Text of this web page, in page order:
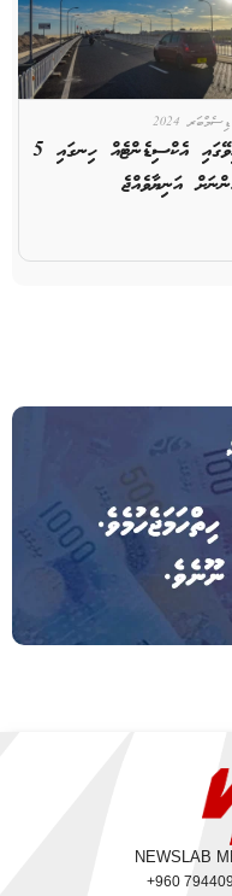
ހައިވޭގައި އެކްސިޑެންޓެއް ހިނގައި 5
އަނިޔާވެއްޖެ
NEWSLAB
+960